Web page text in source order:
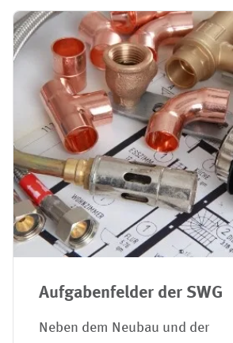
Aufgabenfelder der SWG
Neben dem Neubau und der